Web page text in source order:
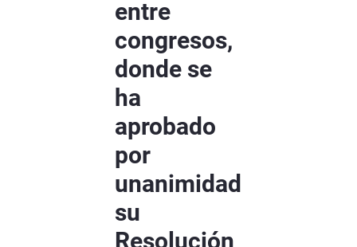
entre
congresos,
donde se
ha
aprobado
por
unanimidad
su
Resolución